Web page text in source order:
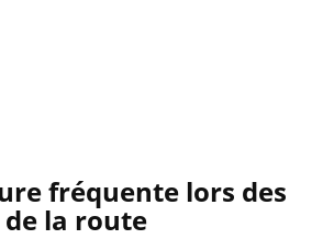
fréquente lors des
la route